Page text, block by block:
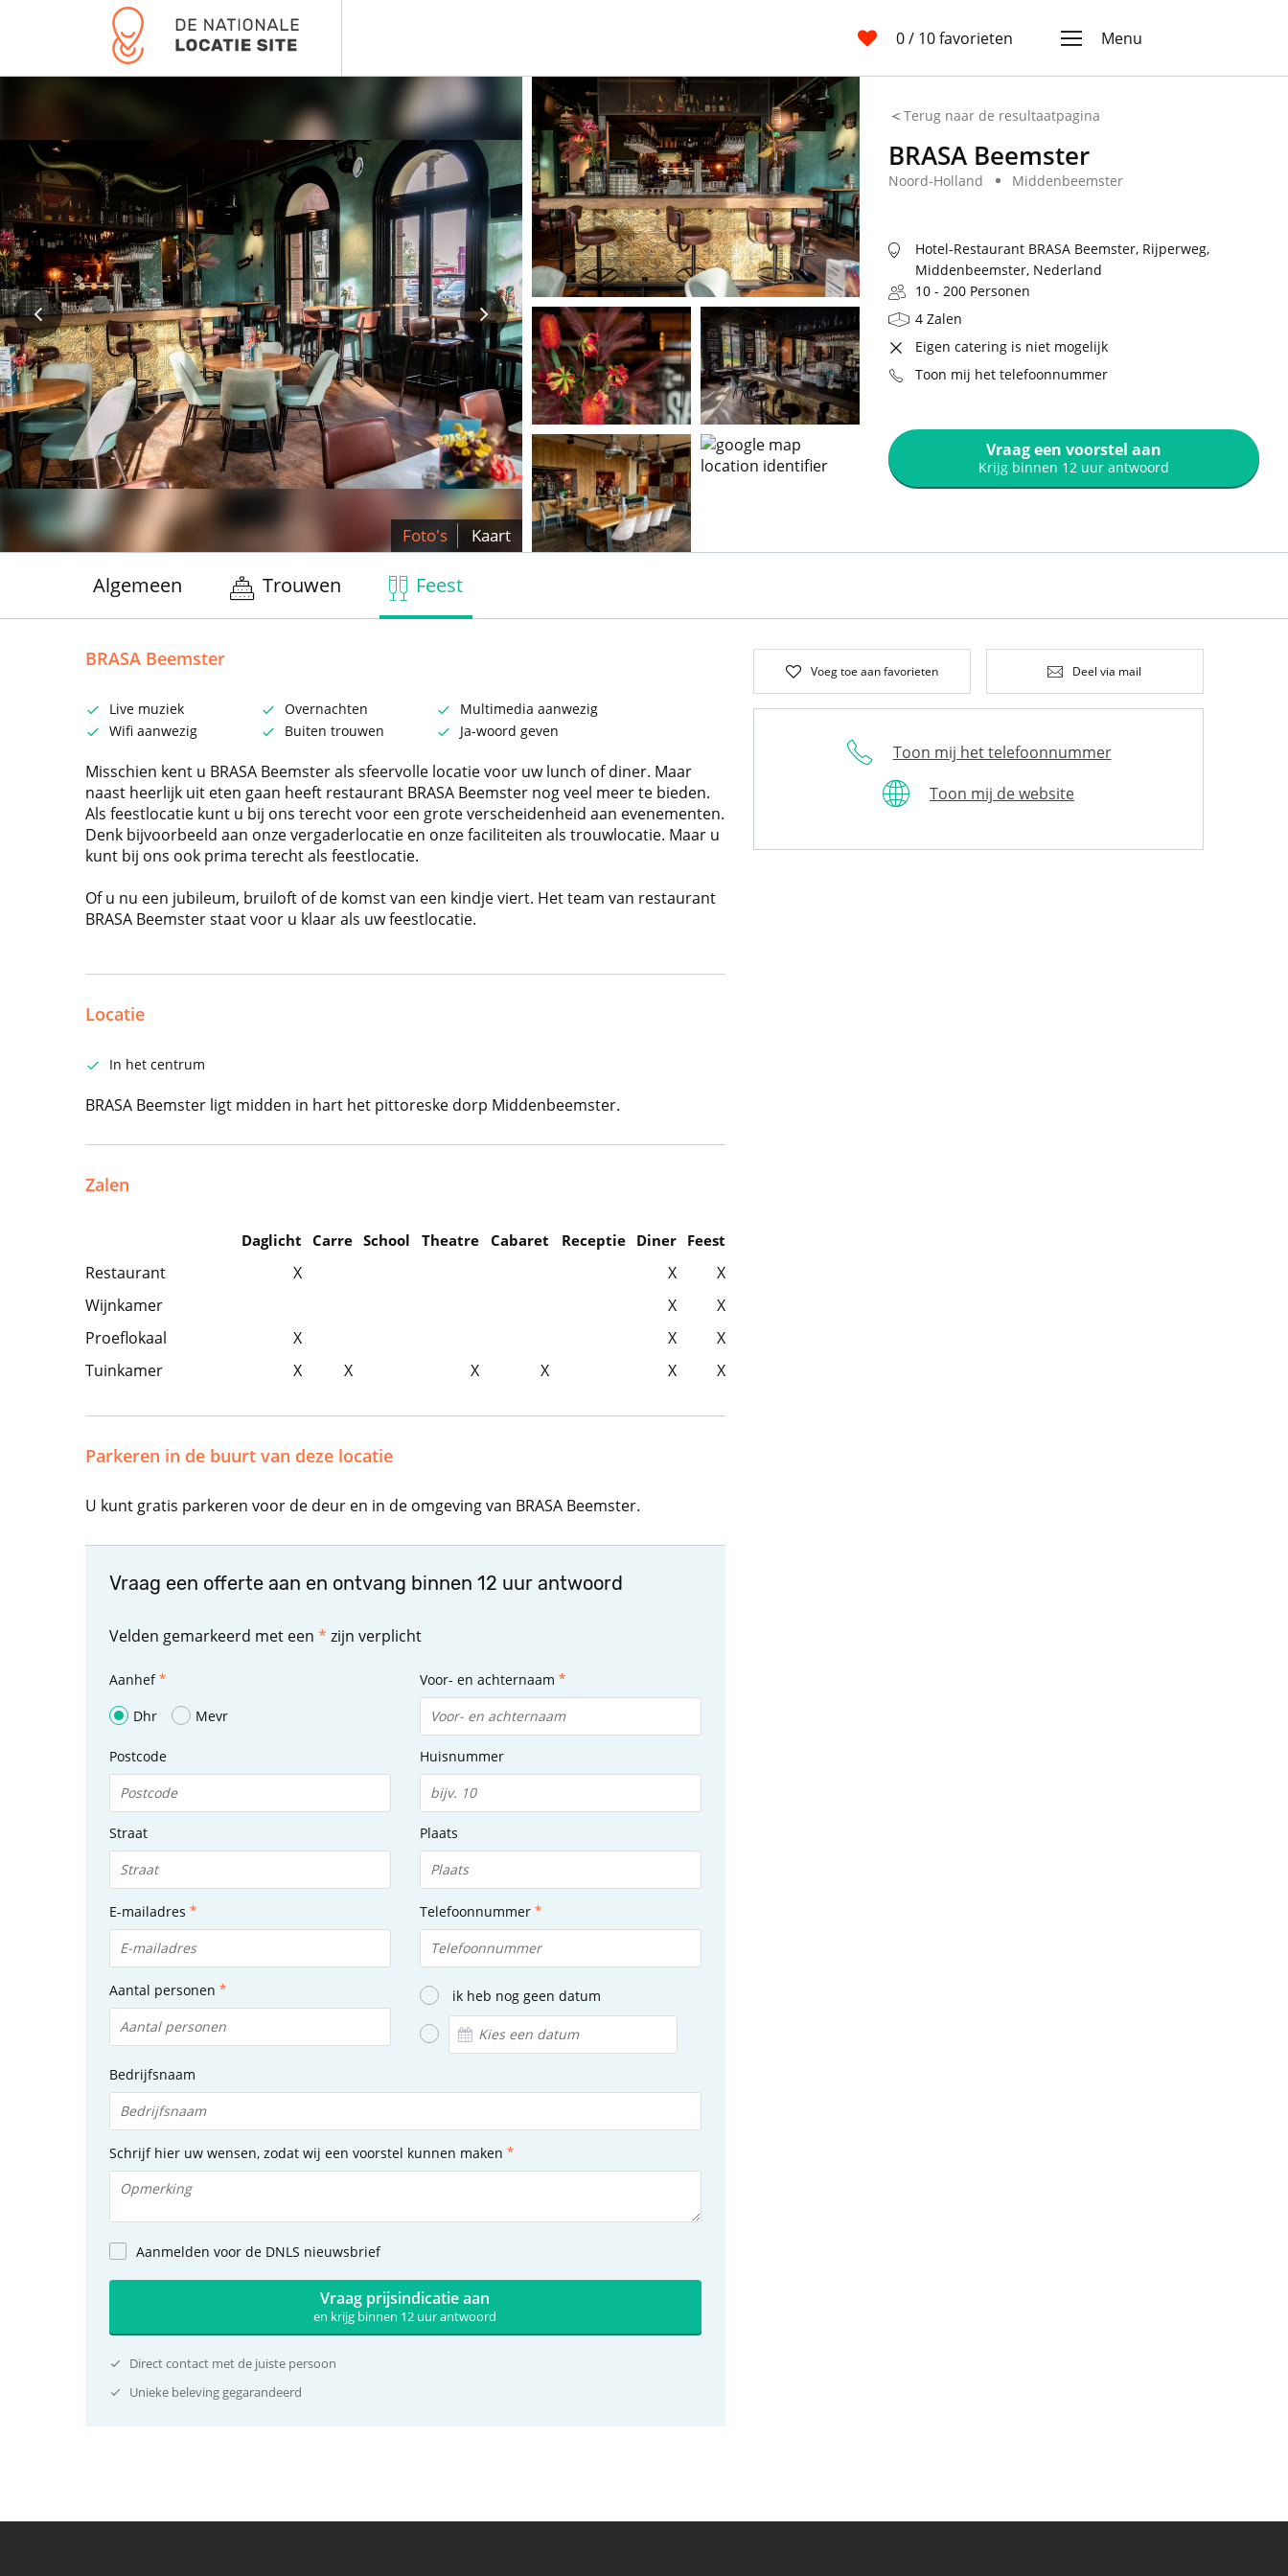
0/ 10 favorieten Menu
Foto's Kaart
Terug naar de resultaatpagina
BRASA Beemster
Noord-Holland Middenbeemster
Hotel-Restaurant BRASA Beemster, Rijperweg,
Middenbeemster, Nederland
10 - 200 Personen
4 Zalen
Eigen catering is niet mogelijk
Toon mij het telefoonnummer
Vraag een voorstel aan
Krijg binnen 12 uur antwoord
Algemeen Trouwen Feest
BRASA Beemster
Live muziek Overnachten
Multimedia aanwezig
Wifi aanwezig
Buiten trouwen Ja-woord geven
Misschien kent u BRASA Beemster als sfeervolle locatie voor uw lunch of diner. Maar
naast heerlijk uit eten gaan heeft restaurant BRASA Beemster nog veel meer te bieden.
Als feestlocatie kunt u bij ons terecht voor een grote verscheidenheid aan evenementen.
Denk bijvoorbeeld aan onze vergaderlocatie en onze faciliteiten als trouwlocatie. Maar u
kunt bij ons ook prima terecht als feestlocatie.
Of u nu een jubileum, bruiloft of de komst van een kindje viert. Het team van restaurant
BRASA Beemster staat voor u klaar als uw feestlocatie.
Locatie
In het centrum
BRASA Beemster ligt midden in hart het pittoreske dorp Middenbeemster.
Zalen
Daglicht Carre School Theatre Cabaret Receptie Diner Feest
Restaurant X X
X
Wijnkamer
X
X
Proeflokaal
X X
X
Tuinkamer
X X X X X X
Parkeren in de buurt van deze locatie
U kunt gratis parkeren voor de deur en in de omgeving van BRASA Beemster.
Vraag een offerte aan en ontvang binnen 12 uur antwoord
Velden gemarkeerd met een * zijn verplicht
Aanhef
Dhr
Mevr
Voor- en achternaam
Postcode Huisnummer
Straat Plaats
E-mailadres Telefoonnummer
Aantal personen ik heb nog geen datum
Bedrijfsnaam
Schrijf hier uw wensen, zodat wij een voorstel kunnen maken
Aanmelden voor de DNLS nieuwsbrief
Vraag prijsindicatie aan
en krijg binnen 12 uur antwoord
Direct contact met de juiste persoon
Unieke beleving gegarandeerd
Voeg toe aan favorieten Deel via mail
Toon mij het telefoonnummer
Toon mij de website